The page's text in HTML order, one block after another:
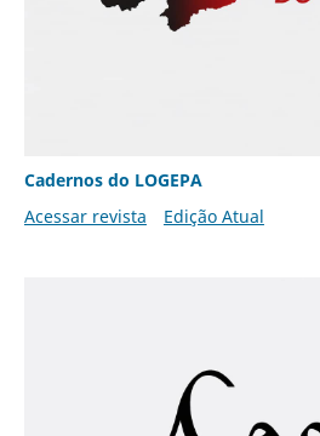
Cadernos do LOGEPA
Acessar revista
Edição Atual